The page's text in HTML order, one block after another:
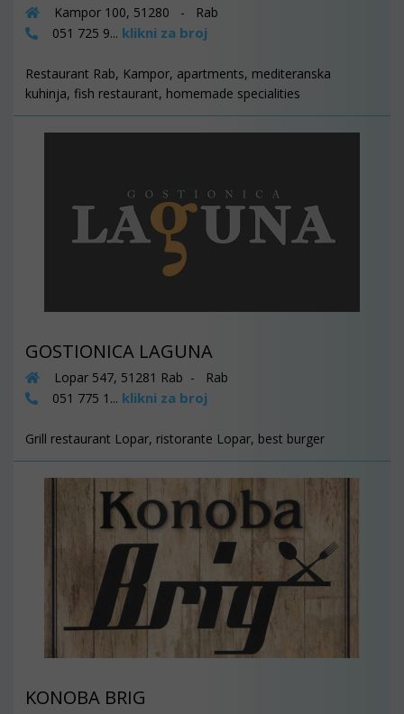
Kampor 100, 51280 - Rab
051 725 9... klikni za broj
Restaurant Rab, Kampor, apartments, mediteranska
kuhinja, fish restaurant, homemade specialities
GOSTIONICA LAGUNA
Lopar 547, 51281 Rab - Rab
051 775 1... klikni za broj
Grill restaurant Lopar, ristorante Lopar, best burger
KONOBA BRIG